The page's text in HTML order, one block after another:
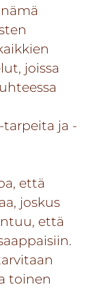
joissa
ja -
että
joskus
että
toinen